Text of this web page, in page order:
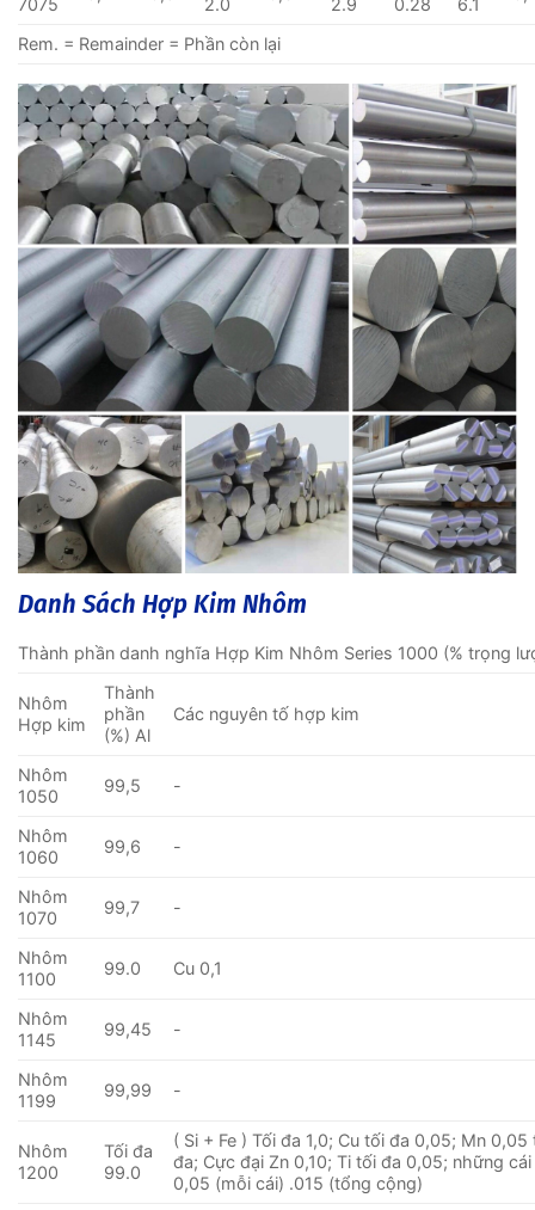
Rem. = Remainder = Phần còn lại
Danh Sách Hợp Kim Nhôm
Thành phần danh nghĩa Hợp Kim Nhôm Series 1000 (% trọng
Nhôm
Hợp kim
Thành
phần
(%) Al
Các nguyên tố hợp kim
Nhôm
1050
99,5 -
Nhôm
1060
99,6 -
Nhôm
1070
99,7 -
Nhôm
1100
99.0 Cu 0,1
Nhôm
1145
99,45 -
Nhôm
1199
99,99 -
Nhôm
1200
Tối đa
99.0
( Si + Fe ) Tối đa 1,0; Cu tối đa 0,05; Mn 0,05
đa; Cực đại Zn 0,10; Ti tối đa 0,05; những
0,05 (mỗi cái) .015 (tổng cộng)